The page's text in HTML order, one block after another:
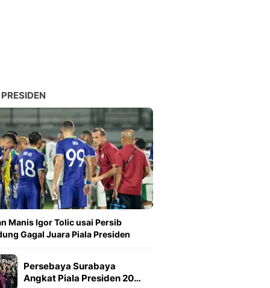
Manis Igor Tolic usai Persib
Gagal Juara Piala Presiden
Persebaya Surabaya
Angkat Piala Presiden 20…